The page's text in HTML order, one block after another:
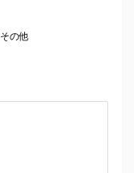
その他